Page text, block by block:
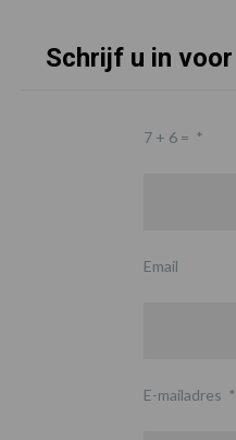
Schrijf u in
7 + 6 = *
Email
E-mailadres *